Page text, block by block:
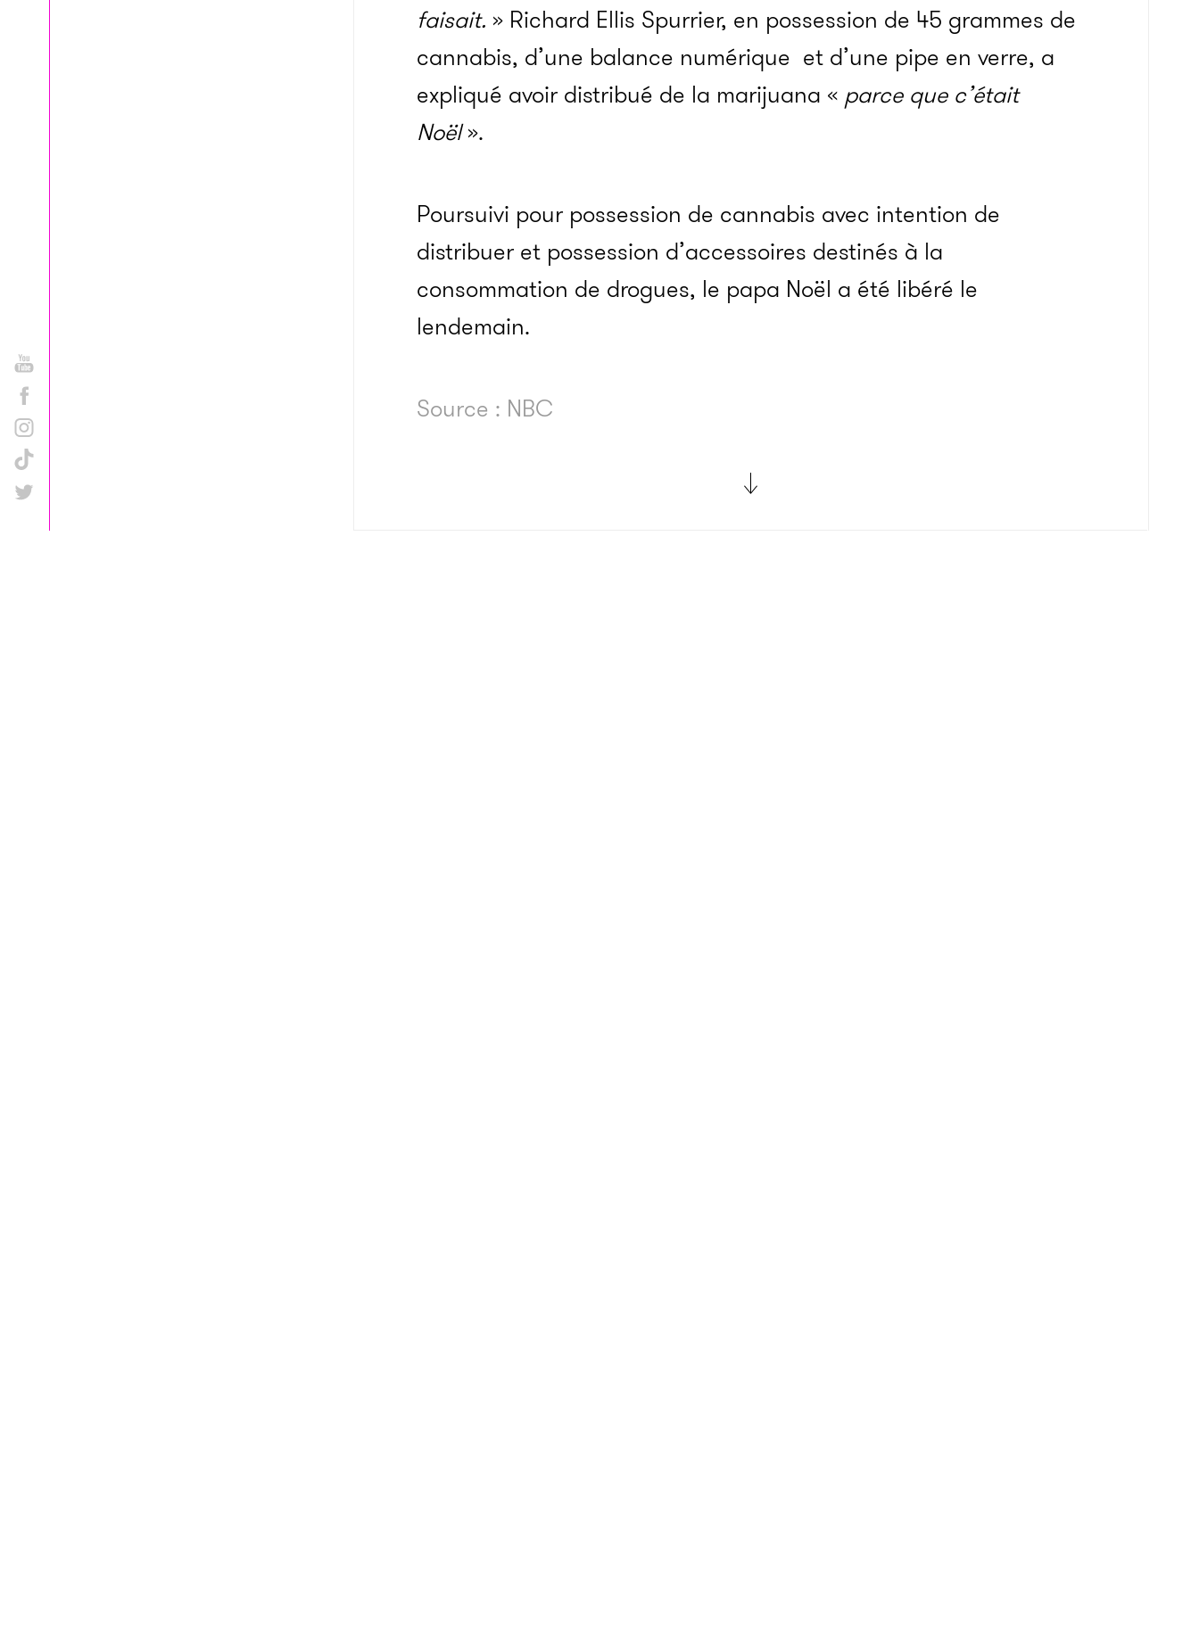
faisait. » Richard Ellis Spurrier, en possession de 45 grammes de
cannabis, d’une balance numérique et d’une pipe en verre, a
expliqué avoir distribué de la marijuana « parce que c’était
Noël».
Poursuivi pour possession de cannabis avec intention de
distribuer et possession d’accessoires destinés à la
consommation de drogues, le papa Noël a été libéré le
lendemain.
Source : NBC